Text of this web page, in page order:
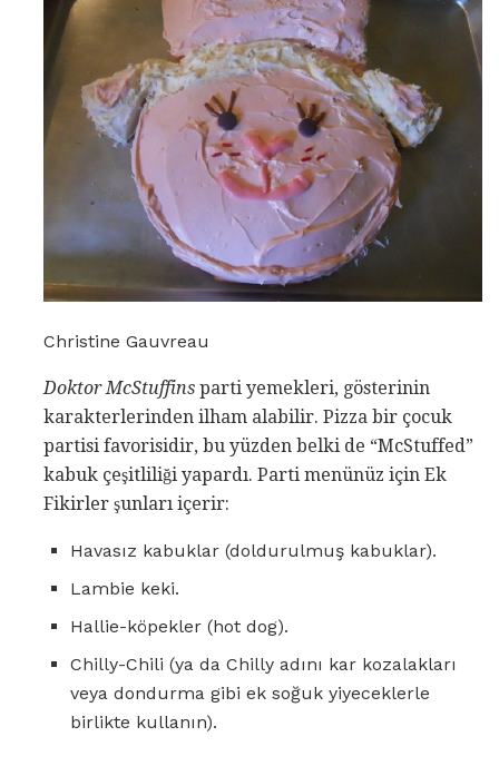
Christine Gauvreau
Doktor McStuffins parti yemekleri, gösterinin
karakterlerinden ilham alabilir. Pizza bir çocuk
partisi favorisidir, bu yüzden belki de “McStuffed”
kabuk çeşitliliği yapardı. Parti menünüz için Ek
Fikirler şunları içerir:
Havasız kabuklar (doldurulmuş kabuklar).
Lambie keki.
Hallie-köpekler (hot dog).
Chilly-Chili (ya da Chilly adını kar kozalakları
veya dondurma gibi ek soğuk yiyeceklerle
birlikte kullanın).